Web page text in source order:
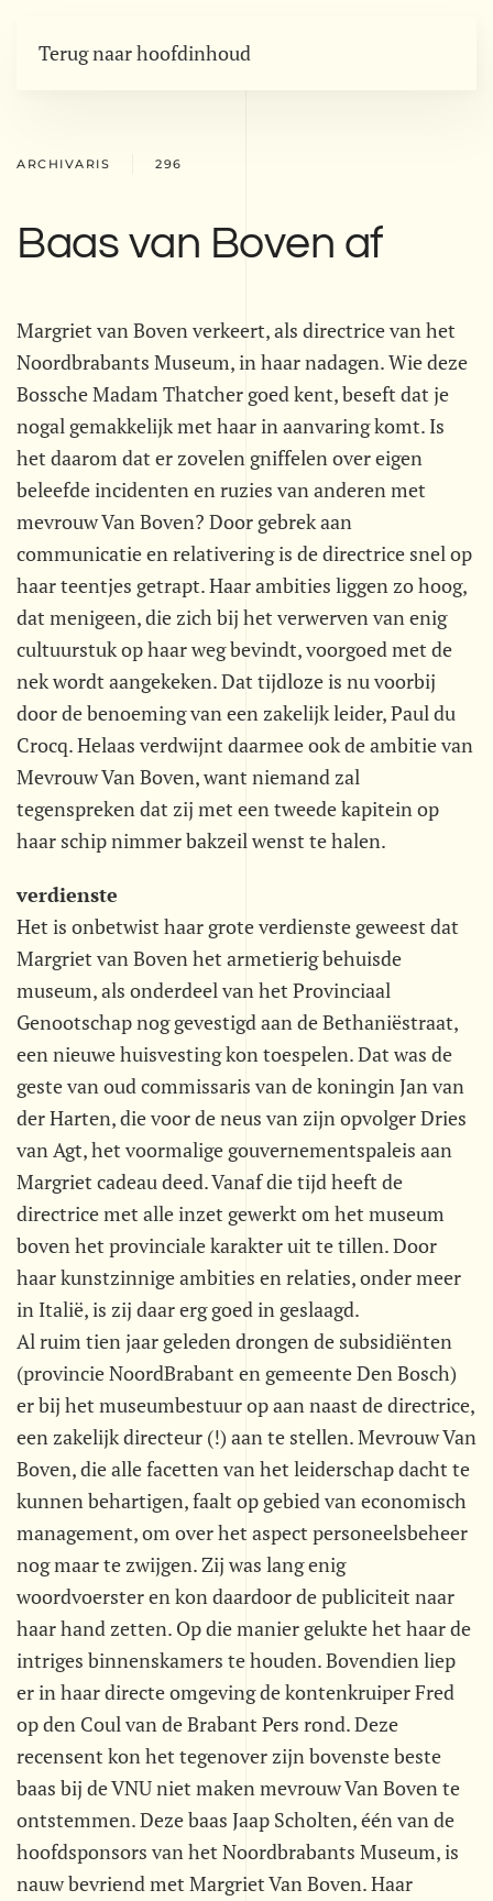
Terug naar hoofdinhoud
ARCHIVARIS 296
Baas van Boven af
Margriet van Boven verkeert, als directrice van het
Noordbrabants Museum, in haar nadagen. Wie deze
Bossche Madam Thatcher goed kent, beseft dat je
nogal gemakkelijk met haar in aanvaring komt. Is
het daarom dat er zovelen gniffelen over eigen
beleefde incidenten en ruzies van anderen met
mevrouw Van Boven? Door gebrek aan
communicatie en relativering is de directrice snel op
haar teentjes getrapt. Haar ambities liggen zo hoog,
dat menigeen, die zich bij het verwerven van enig
cultuurstuk op haar weg bevindt, voorgoed met de
nek wordt aangekeken. Dat tijdloze is nu voorbij
door de benoeming van een zakelijk leider, Paul du
Crocq. Helaas verdwijnt daarmee ook de ambitie van
Mevrouw Van Boven, want niemand zal
tegenspreken dat zij met een tweede kapitein op
haar schip nimmer bakzeil wenst te halen.
verdienste
Het is onbetwist haar grote verdienste geweest dat
Margriet van Boven het armetierig behuisde
museum, als onderdeel van het Provinciaal
Genootschap nog gevestigd aan de Bethaniëstraat,
een nieuwe huisvesting kon toespelen. Dat was de
geste van oud commissaris van de koningin Jan van
der Harten, die voor de neus van zijn opvolger Dries
van Agt, het voormalige gouvernementspaleis aan
Margriet cadeau deed. Vanaf die tijd heeft de
directrice met alle inzet gewerkt om het museum
boven het provinciale karakter uit te tillen. Door
haar kunstzinnige ambities en relaties, onder meer
in Italië, is zij daar erg goed in geslaagd.
Al ruim tien jaar geleden drongen de subsidiënten
(provincie NoordBrabant en gemeente Den Bosch)
er bij het museumbestuur op aan naast de directrice,
een zakelijk directeur (!) aan te stellen. Mevrouw Van
Boven, die alle facetten van het leiderschap dacht te
kunnen behartigen, faalt op gebied van economisch
management, om over het aspect personeelsbeheer
nog maar te zwijgen. Zij was lang enig
woordvoerster en kon daardoor de publiciteit naar
haar hand zetten. Op die manier gelukte het haar de
intriges binnenskamers te houden. Bovendien liep
er in haar directe omgeving de kontenkruiper Fred
op den Coul van de Brabant Pers rond. Deze
recensent kon het tegenover zijn bovenste beste
baas bij de VNU niet maken mevrouw Van Boven te
ontstemmen. Deze baas Jaap Scholten, één van de
hoofdsponsors van het Noordbrabants Museum, is
nauw bevriend met Margriet Van Boven. Haar